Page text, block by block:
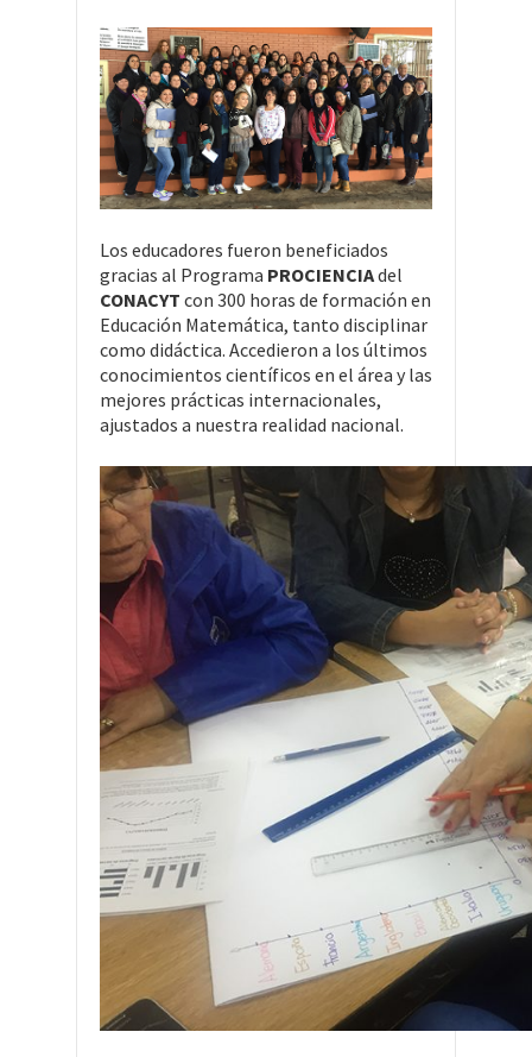
Los educadores fueron beneficiados
gracias al Programa PROCIENCIAdel
CONACYT con 300 horas de formación en
Educación Matemática, tanto disciplinar
como didáctica. Accedieron a los últimos
conocimientos científicos en el área y las
mejores prácticas internacionales,
ajustados a nuestra realidad nacional.